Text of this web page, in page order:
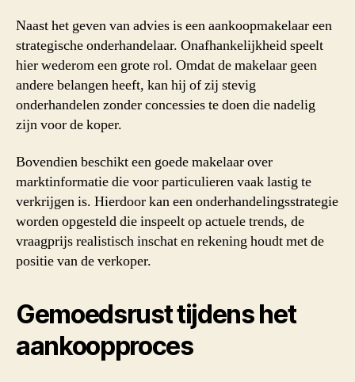
Naast het geven van advies is een aankoopmakelaar een
strategische onderhandelaar. Onafhankelijkheid speelt
hier wederom een grote rol. Omdat de makelaar geen
andere belangen heeft, kan hij of zij stevig
onderhandelen zonder concessies te doen die nadelig
zijn voor de koper.
Bovendien beschikt een goede makelaar over
marktinformatie die voor particulieren vaak lastig te
verkrijgen is. Hierdoor kan een onderhandelingsstrategie
worden opgesteld die inspeelt op actuele trends, de
vraagprijs realistisch inschat en rekening houdt met de
positie van de verkoper.
Gemoedsrust tijdens het
aankoopproces